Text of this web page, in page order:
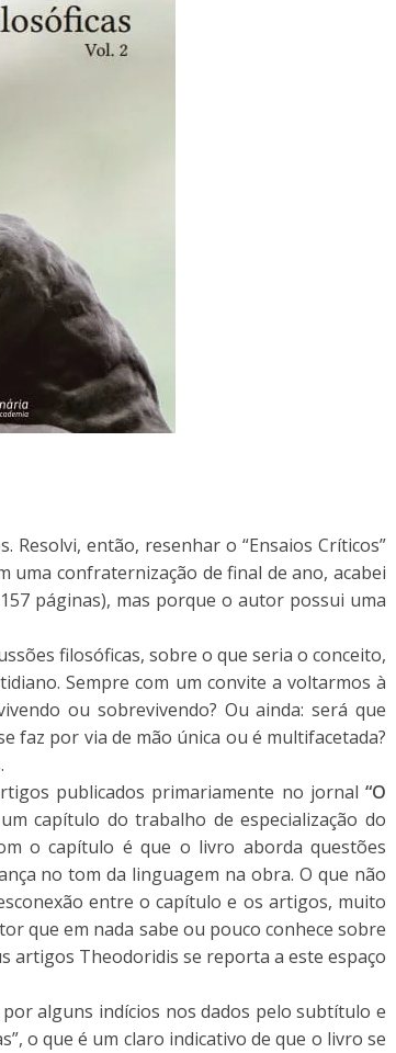
Resolvi, então, resenhar o “Ensaios Críticos”
uma confraternização de final de ano, acabei
páginas), mas porque o autor possui uma
filosóficas, sobre o que seria o conceito,
Sempre com um convite a voltarmos à
ou sobrevivendo? Ou ainda: será que
faz por via de mão única ou é multifacetada?
publicados primariamente no jornal “O
capítulo do trabalho de especialização do
o capítulo é que o livro aborda questões
no tom da linguagem na obra. O que não
entre o capítulo e os artigos, muito
que em nada sabe ou pouco conhece sobre
artigos Theodoridis se reporta a este espaço
alguns indícios nos dados pelo subtítulo e
o que é um claro indicativo de que o livro se